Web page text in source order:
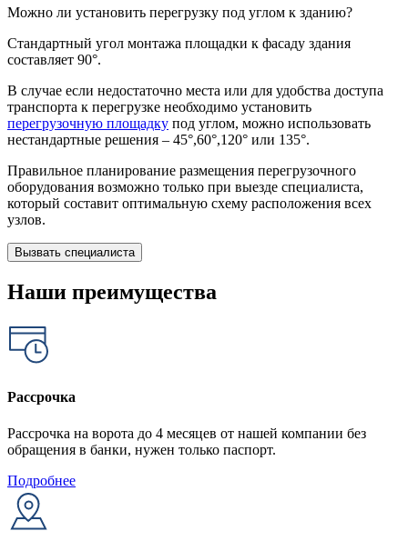
Можно ли установить перегрузку под углом к зданию?
Стандартный угол монтажа площадки к фасаду здания
составляет 90°.
В случае если недостаточно места или для удобства доступа
транспорта к перегрузке необходимо установить
перегрузочную площадку под углом, можно использовать
нестандартные решения – 45°,60°,120° или 135°.
Правильное планирование размещения перегрузочного
оборудования возможно только при выезде специалиста,
который составит оптимальную схему расположения всех
узлов.
Вызвать специалиста
Наши преимущества
Рассрочка
Рассрочка на ворота до 4 месяцев от нашей компании без
обращения в банки, нужен только паспорт.
Подробнее